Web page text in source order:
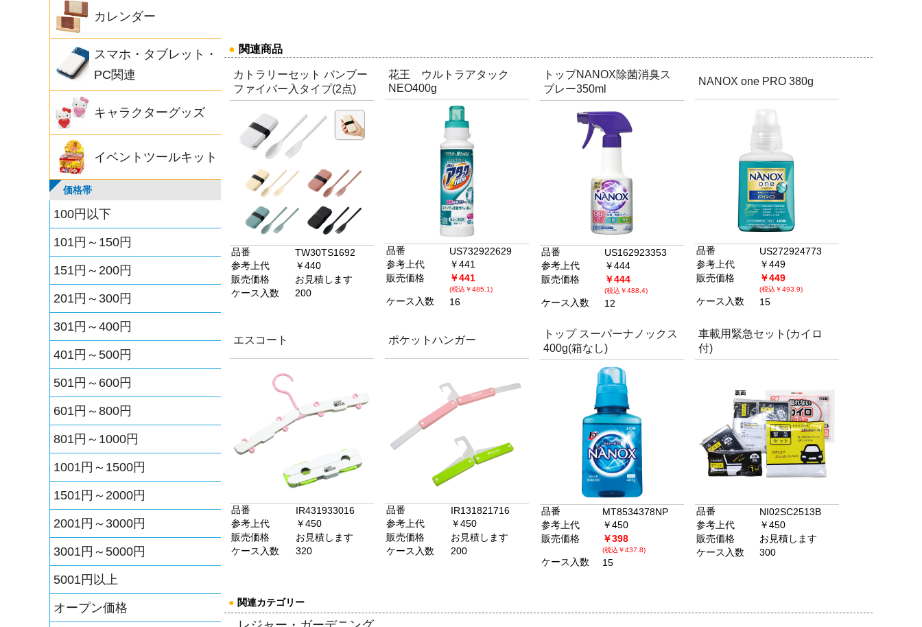
カレンダー
スマホ・タブレット・
PC関連
キャラクターグッズ
イベントツールキット
価格帯
100円以下
101円～150円
151円～200円
201円～300円
301円～400円
401円～500円
501円～600円
601円～800円
801円～1000円
1001円～1500円
1501円～2000円
2001円～3000円
3001円～5000円
5001円以上
オープン価格
● 関連商品
カトラリーセット バンブー
ファイバー入タイプ(2点)
品番
TW30TS1692
参考上代
￥440
販売価格
お見積します
ケース入数
200
花王 ウルトラアタック
NEO400g
品番
US732922629
参考上代
￥441
販売価格
￥441
(税込￥485.1)
ケース入数 16
トップNANOX除菌消臭ス
プレー350ml
品番
US162923353
参考上代
￥444
販売価格
￥444
(税込￥488.4)
ケース入数 12
NANOX one PRO 380g
品番
US272924773
参考上代
￥449
販売価格
￥449
(税込￥493.9)
ケース入数 15
エスコート
品番
IR431933016
参考上代
￥450
販売価格
お見積します
ケース入数
320
ポケットハンガー
品番
IR131821716
参考上代
￥450
販売価格
お見積します
ケース入数
200
トップ スーパーナノックス
400g(箱なし)
品番
MT8534378NP
参考上代
￥450
販売価格
￥398
(税込￥437.8)
ケース入数 15
車載用緊急セット(カイロ
付)
品番
NI02SC2513B
参考上代
￥450
販売価格
お見積します
ケース入数
300
● 関連カテゴリー